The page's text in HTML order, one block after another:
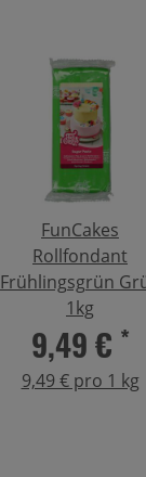
FunCakes
Rollfondant
Frühlingsgrün
1kg
9,49 € *
9,49 € pro 1 kg